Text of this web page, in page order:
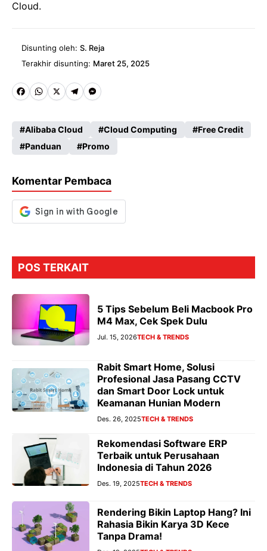
Cloud.
Disunting oleh: S. Reja
Terakhir disunting: Maret 25, 2025
Fa
b
o
k
W
ts
A
p
X
Te
gr
a
M
n
er
Alibaba Cloud Cloud Computing
Free Credit
Panduan
Promo
Komentar Pembaca
POS TERKAIT
5 Tips Sebelum Beli Macbook Pro
M4 Max, Cek Spek Dulu
Jul. 15, 2026TECH & TRENDS
Rabit Smart Home, Solusi
Profesional Jasa Pasang CCTV
dan Smart Door Lock untuk
Keamanan Hunian Modern
Des. 26, 2025TECH & TRENDS
Rekomendasi Software ERP
Terbaik untuk Perusahaan
Indonesia di Tahun 2026
Des. 19, 2025TECH & TRENDS
Rendering Bikin Laptop Hang? Ini
Rahasia Bikin Karya 3D Kece
Tanpa Drama!